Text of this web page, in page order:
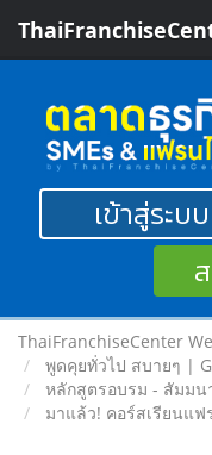
เข้าสู่ระบบ
ThaiFranchiseCenter
พูดคุยทั่วไป สบายๆ |
หลักสูตรอบรม - สัมม
มาแล้ว! คอร์สเรียนแฟ